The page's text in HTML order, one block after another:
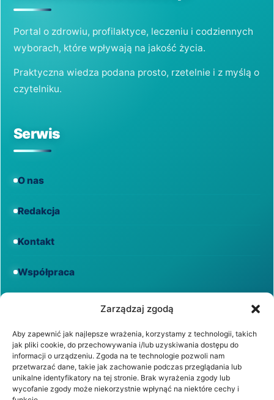
Zarządzaj zgodą
Aby zapewnić jak najlepsze wrażenia, korzystamy z technologii, takich
jak pliki cookie, do przechowywania i/lub uzyskiwania dostępu do
informacji o urządzeniu. Zgoda na te technologie pozwoli nam
przetwarzać dane, takie jak zachowanie podczas przeglądania lub
unikalne identyfikatory na tej stronie. Brak wyrażenia zgody lub
wycofanie zgody może niekorzystnie wpłynąć na niektóre cechy i
Portal o zdrowiu, profilaktyce, leczeniu i codziennych
wyborach, które wpływają na jakość życia.
Praktyczna wiedza podana prosto, rzetelnie i z myślą o
czytelniku.
Serwis
O nas
Redakcja
Kontakt
Współpraca
Regulamin
Polityka prywatności